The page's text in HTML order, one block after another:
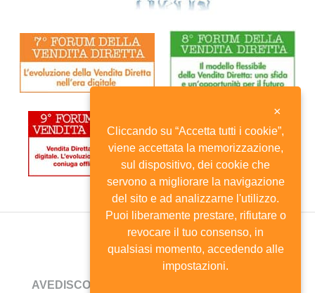
AVEDISCO
×
Cliccando su “Accetta tutti i cookie”,
viene accettata la memorizzazione,
sul dispositivo, dei cookie che
servono a migliorare la navigazione
del sito e ad analizzarne l'utilizzo.
Puoi liberamente prestare, rifiutare o
revocare il tuo consenso, in
qualsiasi momento, accedendo alle
impostazioni.